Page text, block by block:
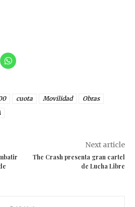
cuota Movilidad
Obras
Next article
The Crash presenta gran cartel
de Lucha Libre